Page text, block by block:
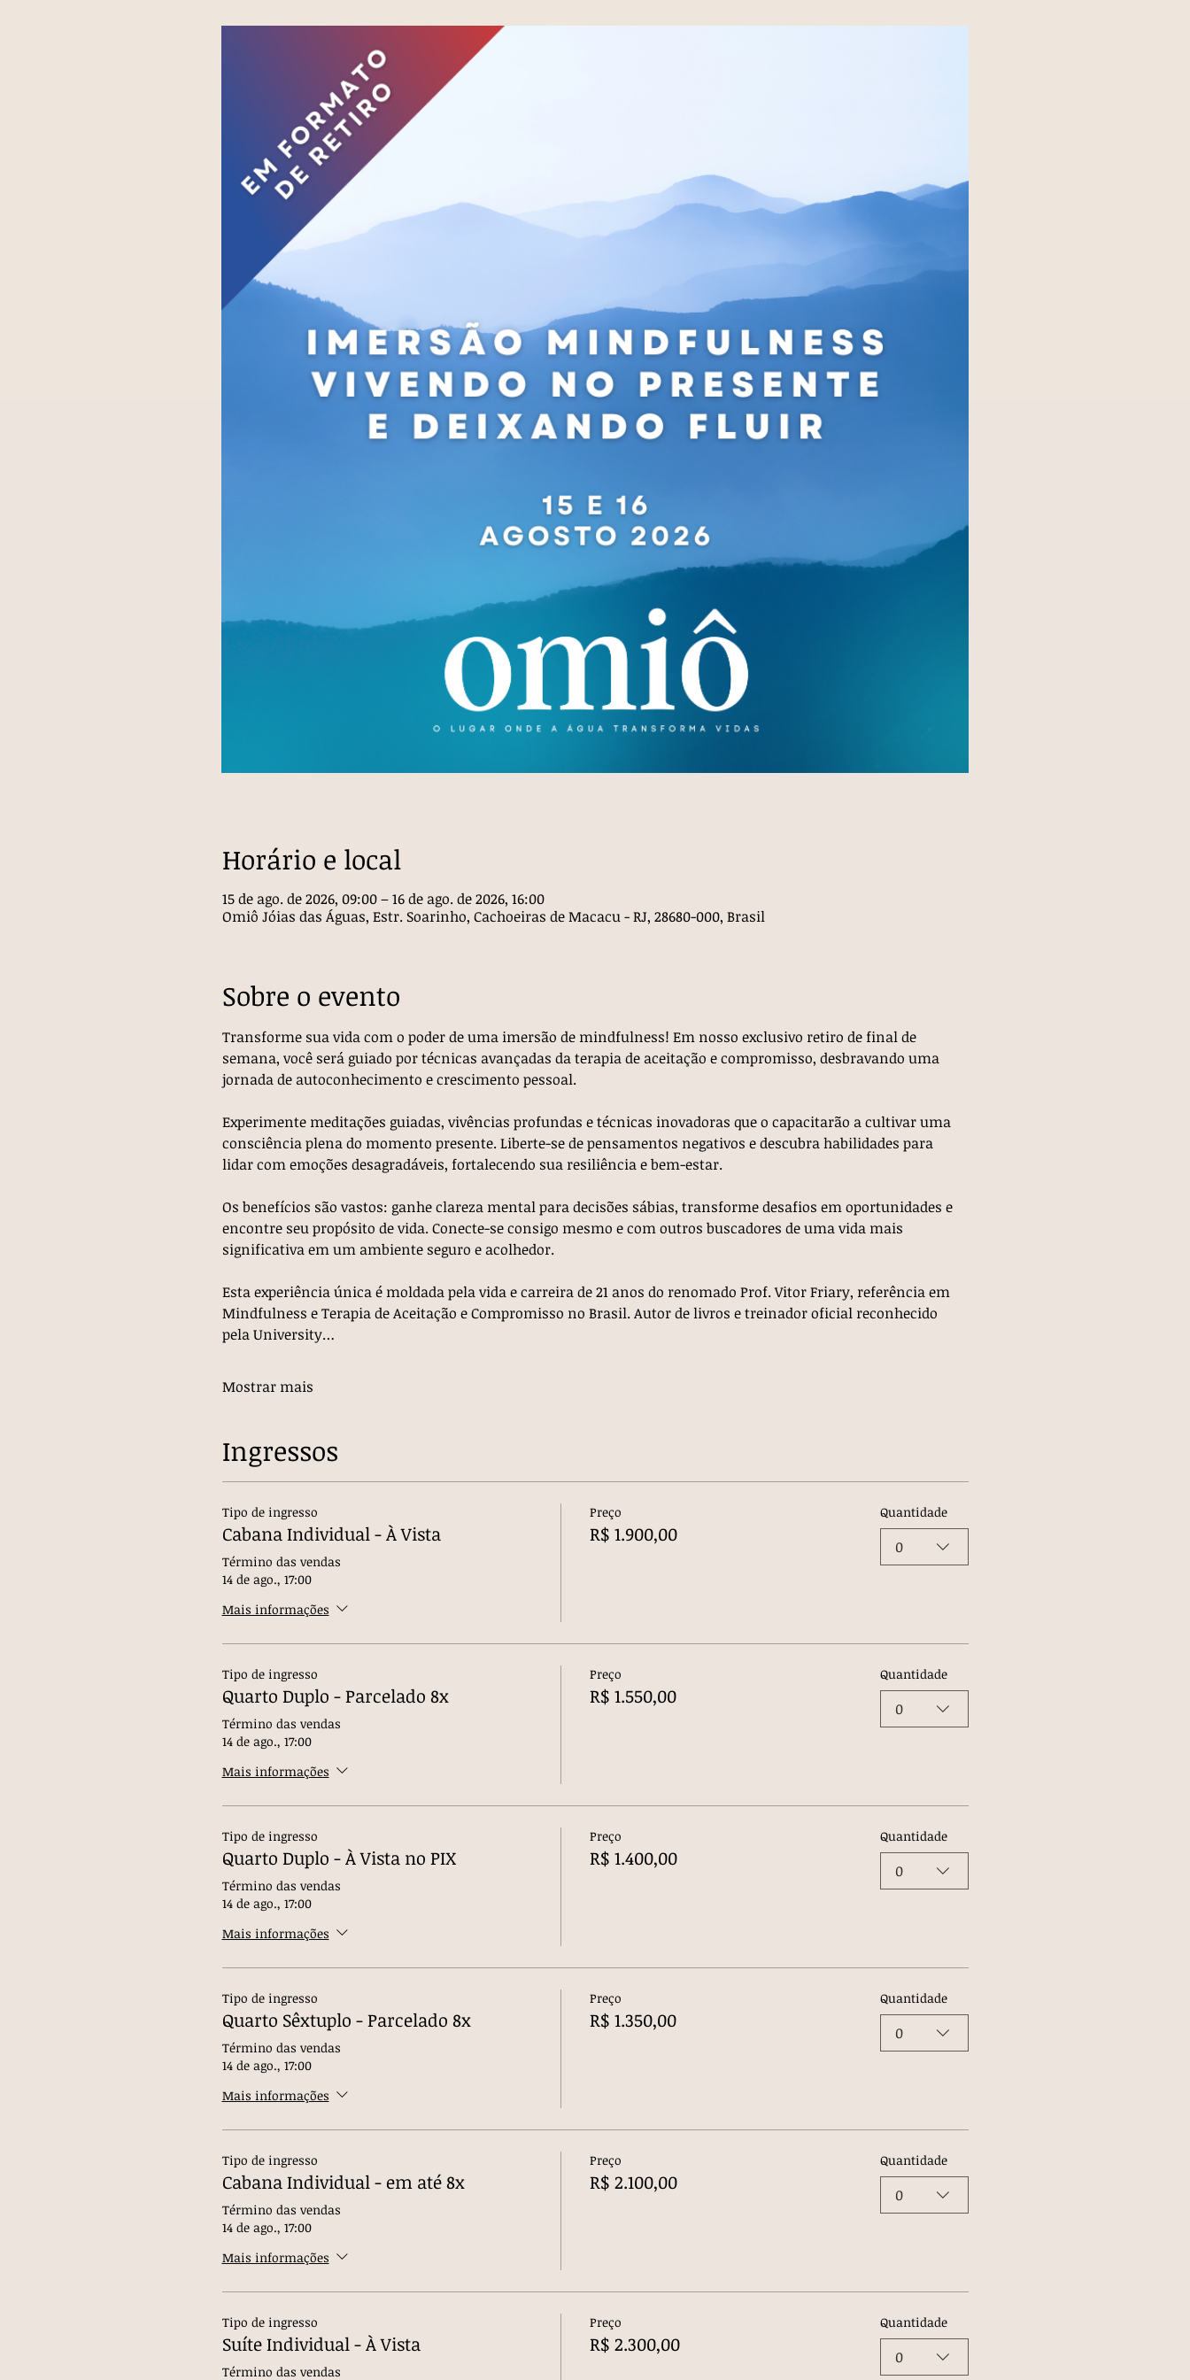
Horário e local
15 de ago. de 2026, 09:00 – 16 de ago. de 2026, 16:00
Omiô Jóias das Águas, Estr. Soarinho, Cachoeiras de Macacu - RJ, 28680-000, Brasil
Sobre o evento
Transforme sua vida com o poder de uma imersão de mindfulness! Em nosso exclusivo retiro de final de
semana, você será guiado por técnicas avançadas da terapia de aceitação e compromisso, desbravando uma
jornada de autoconhecimento e crescimento pessoal.
Experimente meditações guiadas, vivências profundas e técnicas inovadoras que o capacitarão a cultivar uma
consciência plena do momento presente. Liberte-se de pensamentos negativos e descubra habilidades para
lidar com emoções desagradáveis, fortalecendo sua resiliência e bem-estar.
Os benefícios são vastos: ganhe clareza mental para decisões sábias, transforme desafios em oportunidades e
encontre seu propósito de vida. Conecte-se consigo mesmo e com outros buscadores de uma vida mais
significativa em um ambiente seguro e acolhedor.
Esta experiência única é moldada pela vida e carreira de 21 anos do renomado Prof. Vitor Friary, referência em
Mindfulness e Terapia de Aceitação e Compromisso no Brasil. Autor de livros e treinador oficial reconhecido
pela University…
Mostrar mais
Ingressos
Tipo de ingresso
Cabana Individual - À Vista
Término das vendas
14 de ago., 17:00
Mais informações
Preço
R$ 1.900,00
Quantidade
0
Tipo de ingresso
Quarto Duplo - Parcelado 8x
Término das vendas
14 de ago., 17:00
Mais informações
Preço
R$ 1.550,00
Quantidade
0
Tipo de ingresso
Quarto Duplo - À Vista no PIX
Término das vendas
14 de ago., 17:00
Mais informações
Preço
R$ 1.400,00
Quantidade
0
Tipo de ingresso
Quarto Sêxtuplo - Parcelado 8x
Término das vendas
14 de ago., 17:00
Mais informações
Preço
R$ 1.350,00
Quantidade
0
Tipo de ingresso
Cabana Individual - em até 8x
Término das vendas
14 de ago., 17:00
Mais informações
Preço
R$ 2.100,00
Quantidade
0
Tipo de ingresso
Suíte Individual - À Vista
Término das vendas
Preço
R$ 2.300,00
Quantidade
0